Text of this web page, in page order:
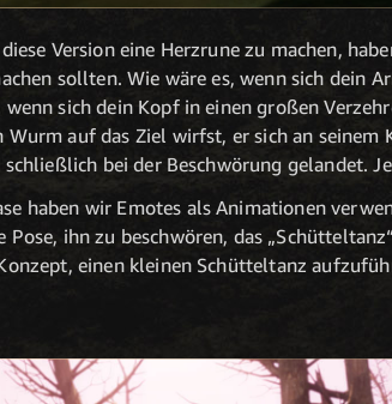
Version eine Herzrune zu machen,
sollten. Wie wäre es, wenn sich dein
sich dein Kopf in einen großen
auf das Ziel wirfst, er sich an
bei der Beschwörung gelandet.
haben wir Emotes als Animationen
ihn zu beschwören, das
einen kleinen Schütteltanz